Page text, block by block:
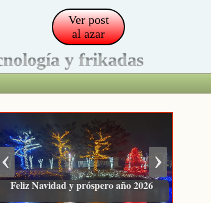
Ver post
al azar
y frikadas
Pacienzudo, newsletter sobre finanzas
e inversión
›
‹